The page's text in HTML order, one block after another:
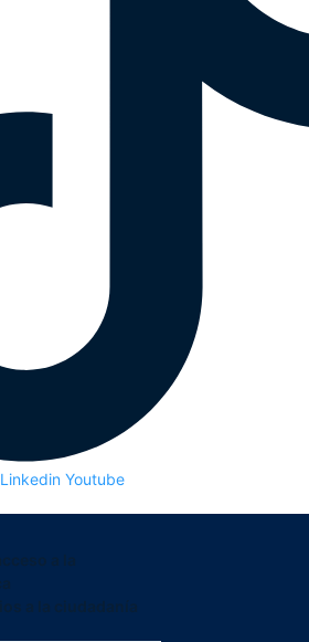
Linkedin Youtube